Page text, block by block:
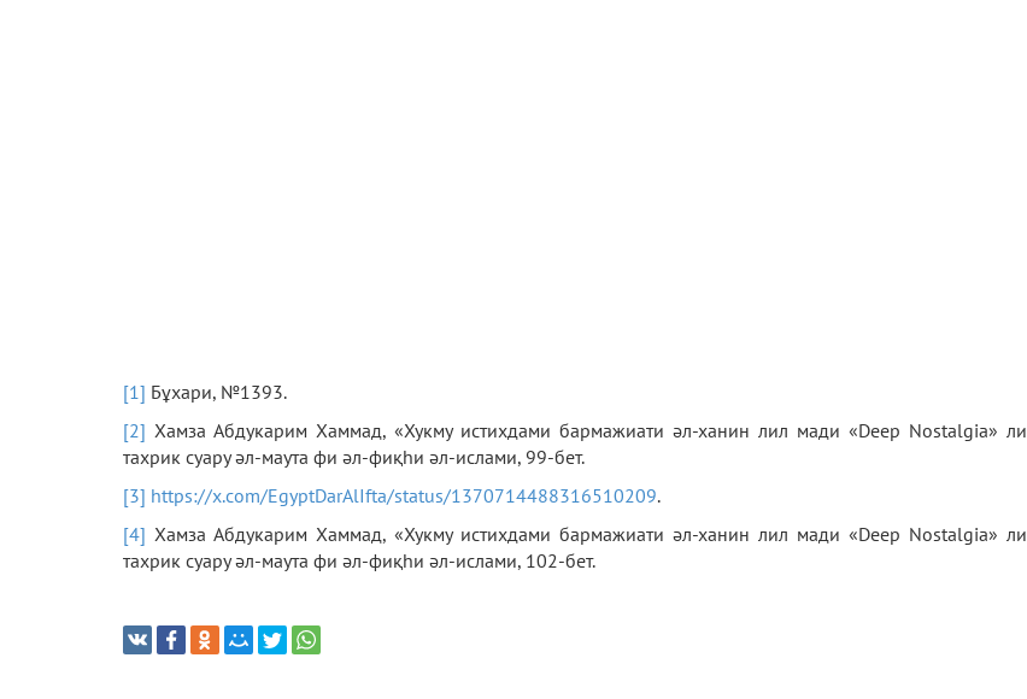
[1] Бұхари, №1393.
[2] Хамза Абдукарим Хаммад, «Хукму истихдами бармажиати әл-ханин лил мади «Deep Nostalgia» ли
тахрик суару әл-маута фи әл-фиқһи әл-ислами, 99-бет.
[3] https://x.com/EgyptDarAlIfta/status/1370714488316510209.
[4] Хамза Абдукарим Хаммад, «Хукму истихдами бармажиати әл-ханин лил мади «Deep Nostalgia» ли
тахрик суару әл-маута фи әл-фиқһи әл-ислами, 102-бет.